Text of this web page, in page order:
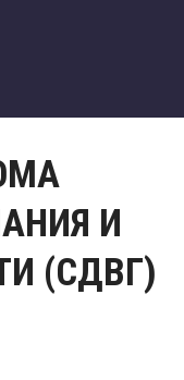
И
(СДВГ)